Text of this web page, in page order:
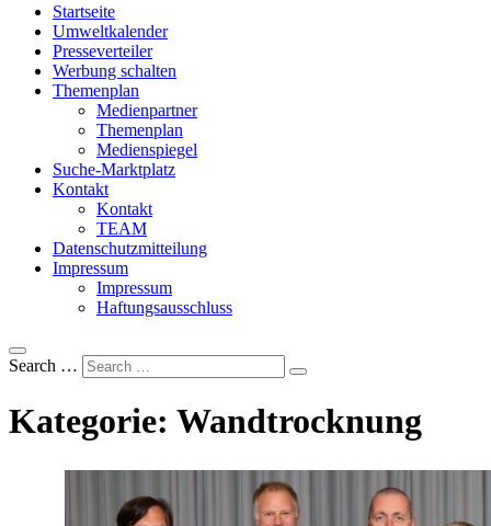
Startseite
Umweltkalender
Presseverteiler
Werbung schalten
Themenplan
Medienpartner
Themenplan
Medienspiegel
Suche-Marktplatz
Kontakt
Kontakt
TEAM
Datenschutzmitteilung
Impressum
Impressum
Haftungsausschluss
Search …
Kategorie: Wandtrocknung